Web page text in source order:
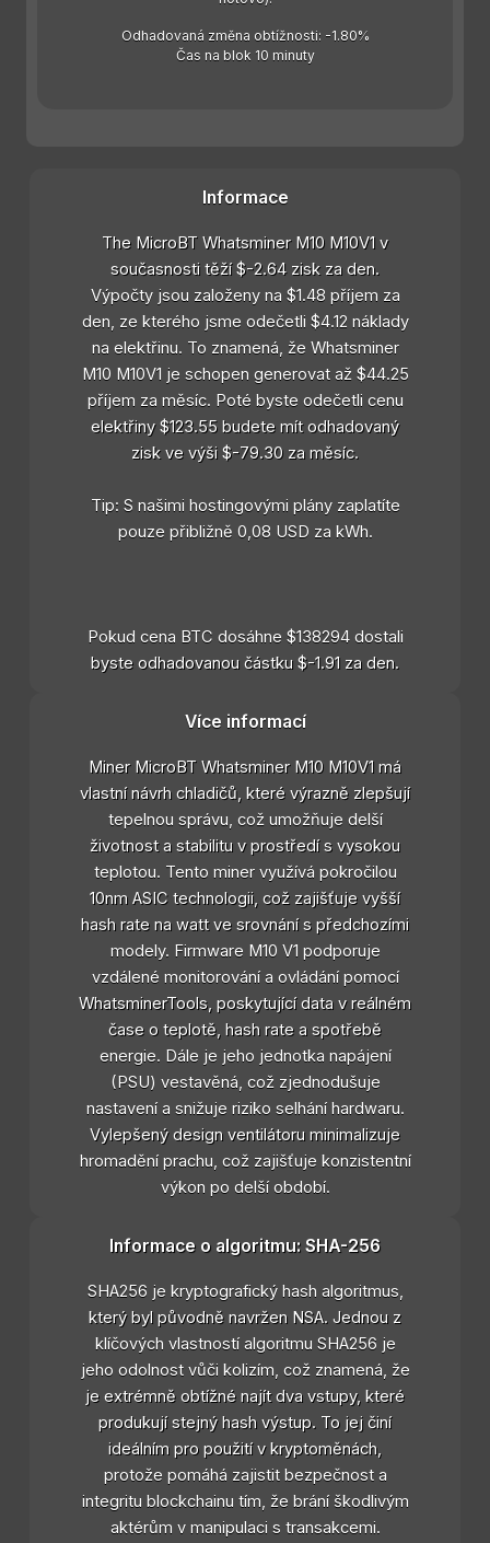
Odhadovaná změna obtížnosti: -1.80%
Čas na blok 10 minuty
Informace
The MicroBT Whatsminer M10 M10V1 v
současnosti těží $-2.64 zisk za den.
Výpočty jsou založeny na $1.48 příjem za
den, ze kterého jsme odečetli $4.12 náklady
na elektřinu. To znamená, že Whatsminer
M10 M10V1 je schopen generovat až $44.25
příjem za měsíc. Poté byste odečetli cenu
elektřiny $123.55 budete mít odhadovaný
zisk ve výši $-79.30 za měsíc.
Tip: S našimi hostingovými plány zaplatíte
pouze přibližně 0,08 USD za kWh.
Pokud cena BTC dosáhne $138294 dostali
byste odhadovanou částku $-1.91 za den.
Více informací
Miner MicroBT Whatsminer M10 M10V1 má
vlastní návrh chladičů, které výrazně zlepšují
tepelnou správu, což umožňuje delší
životnost a stabilitu v prostředí s vysokou
teplotou. Tento miner využívá pokročilou
10nm ASIC technologii, což zajišťuje vyšší
hash rate na watt ve srovnání s předchozími
modely. Firmware M10 V1 podporuje
vzdálené monitorování a ovládání pomocí
WhatsminerTools, poskytující data v reálném
čase o teplotě, hash rate a spotřebě
energie. Dále je jeho jednotka napájení
(PSU) vestavěná, což zjednodušuje
nastavení a snižuje riziko selhání hardwaru.
Vylepšený design ventilátoru minimalizuje
hromadění prachu, což zajišťuje konzistentní
výkon po delší období.
Informace o algoritmu: SHA-256
SHA256 je kryptografický hash algoritmus,
který byl původně navržen NSA. Jednou z
klíčových vlastností algoritmu SHA256 je
jeho odolnost vůči kolizím, což znamená, že
je extrémně obtížné najít dva vstupy, které
produkují stejný hash výstup. To jej činí
ideálním pro použití v kryptoměnách,
protože pomáhá zajistit bezpečnost a
integritu blockchainu tím, že brání škodlivým
aktérům v manipulaci s transakcemi.